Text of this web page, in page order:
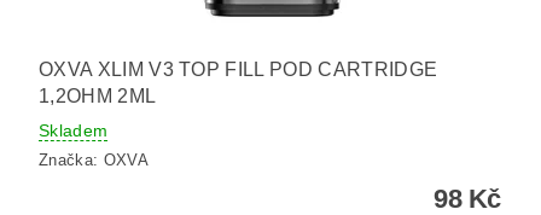
OXVA XLIM V3 TOP FILL POD CARTRIDGE
1,2OHM 2ML
Skladem
Značka: OXVA
98 Kč